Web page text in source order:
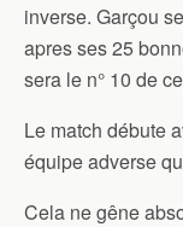
inverse. Garçou
apres ses 25
sera le n° 10 de
Le match débute
équipe adverse
Cela ne gêne